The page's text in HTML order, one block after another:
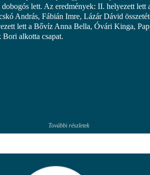
lett. Az eredmények: II. helyezett lett
András, Fábián Imre, Lázár Dávid
lett a Bővíz Anna Bella, Óvári Kinga,
Bori alkotta csapat.
További részletek